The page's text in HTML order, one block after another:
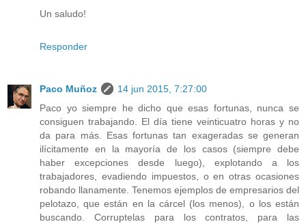
Un saludo!
Responder
Paco Muñoz
14 jun 2015, 7:27:00
Paco yo siempre he dicho que esas fortunas, nunca se
consiguen trabajando. El día tiene veinticuatro horas y no
da para más. Esas fortunas tan exageradas se generan
ilícitamente en la mayoría de los casos (siempre debe
haber excepciones desde luego), explotando a los
trabajadores, evadiendo impuestos, o en otras ocasiones
robando llanamente. Tenemos ejemplos de empresarios del
pelotazo, que están en la cárcel (los menos), o los están
buscando. Corruptelas para los contratos, para las